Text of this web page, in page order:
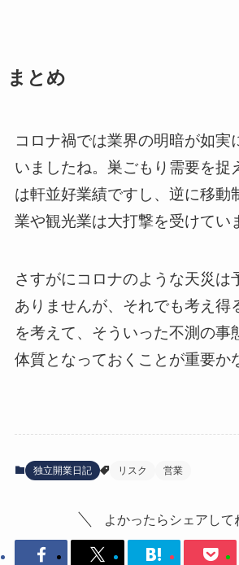
まとめ
コロナ禍では業界の明暗が如実
いましたね。巣ごもり需要を捉
は軒並好業績ですし、逆に移動
業や観光業は大打撃を受けてい
さすがにコロナのような天災は
ありませんが、それでも考え得
を考えて、そういった不測の事
体質となっておくことが重要か
独立開業日記 リスク 営業
よかったらシェアして